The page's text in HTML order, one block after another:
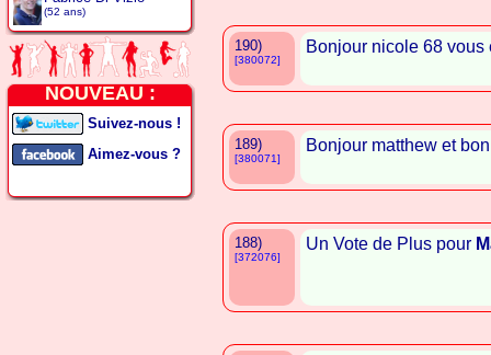
(52 ans)
NOUVEAU :
Suivez-nous !
Aimez-vous ?
190)
[380072]
Bonjour nicole 68 vous
189)
[380071]
Bonjour matthew et
188)
[372076]
Un Vote de Plus pour